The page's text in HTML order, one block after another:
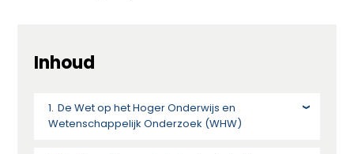
Inhoud
De Wet op het Hoger Onderwijs en
Wetenschappelijk Onderzoek (WHW)